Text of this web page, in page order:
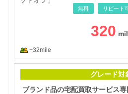
無料 リピート
320
+32mile
グレード対
ブランド品の宅配買取サービス専